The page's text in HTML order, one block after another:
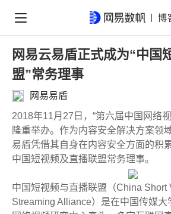
网易云易盾正式成为“中国
盟”常务理事
网易易盾
2018年11月27日，“第六届中国网络
隆重举办。作为内容安全解决方案领
易盾凭借其自身在内容安全方面的积
中国短视频及直播联盟常务理事。
中国短视频与直播联盟（China Short
Streaming Alliance）是在中国传媒大